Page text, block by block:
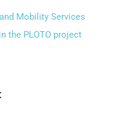
Mobility Services
the PLOTO project